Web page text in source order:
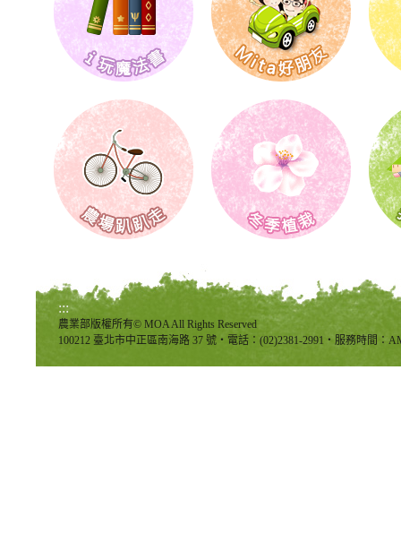
:::
農業部版權所有© MOA All Rights Reserved
100212 臺北市中正區南海路 37 號‧電話：(02)2381-2991‧服務時間：